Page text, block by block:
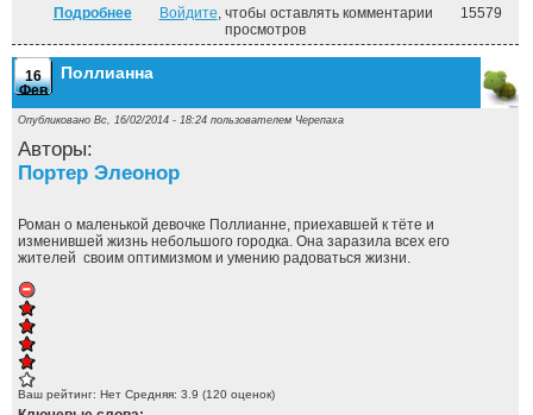
Подробнеео Псарь ("Под созвездием Чёрных Псов" - 1)
Войдите, чтобы оставлять комментарии
15579
просмотров
16
Фев
Поллианна
Опубликовано Вс, 16/02/2014 - 18:24 пользователем Черепаха
Авторы:
Портер Элеонор
Роман о маленькой девочке Поллианне, приехавшей к тёте и
изменившей жизнь небольшого городка. Она заразила всех его
жителей своим оптимизмом и умению радоваться жизни.
Ваш рейтинг: Нет Средняя: 3.9 (120 оценок)